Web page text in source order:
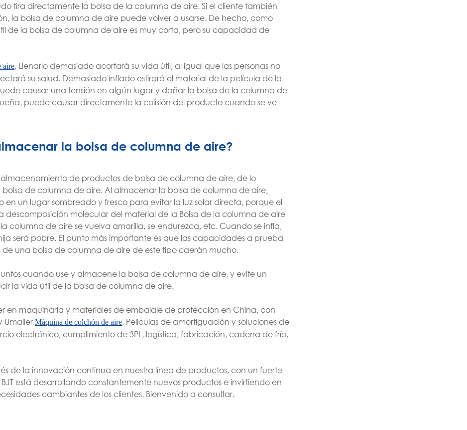
tira directamente la bolsa de la columna de aire. Si el cliente también
la bolsa de columna de aire puede volver a usarse. De hecho, como
de la bolsa de columna de aire es muy corta, pero su capacidad de
aire, Llenarlo demasiado acortará su vida útil, al igual que las personas no
su salud. Demasiado inflado estirará el material de la película de la
causar una tensión en algún lugar y dañar la bolsa de la columna de
puede causar directamente la colisión del producto cuando se ve
la bolsa de columna de aire?
de productos de bolsa de columna de aire, de lo
de columna de aire. Al almacenar la bolsa de columna de aire,
un lugar sombreado y fresco para evitar la luz solar directa, porque el
molecular del material de la Bolsa de la columna de aire
columna de aire se vuelva amarilla, se endurezca, etc. Cuando se infla,
será pobre. El punto más importante es que las capacidades a prueba
de una bolsa de columna de aire de este tipo caerán mucho.
cuando use y almacene la bolsa de columna de aire, y evite un
la vida útil de la bolsa de columna de aire.
en maquinaria y materiales de embalaje de protección en China, con
Umailer.Máquina de colchón de aire, Películas de amortiguación y soluciones de
electrónico, cumplimiento de 3PL, logística, fabricación, cadena de frío,
de la innovación continua en nuestra línea de productos, con un fuerte
está desarrollando constantemente nuevos productos e invirtiendo en
cambiantes de los clientes. Bienvenido a consultar.